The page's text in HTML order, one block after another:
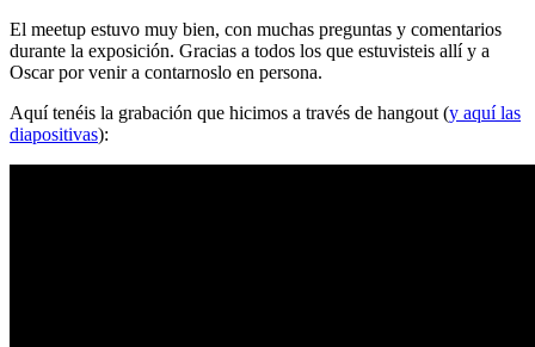
El meetup estuvo muy bien, con muchas preguntas y comentarios
durante la exposición. Gracias a todos los que estuvisteis allí y a
Oscar por venir a contarnoslo en persona.
Aquí tenéis la grabación que hicimos a través de hangout (y aquí las
diapositivas):